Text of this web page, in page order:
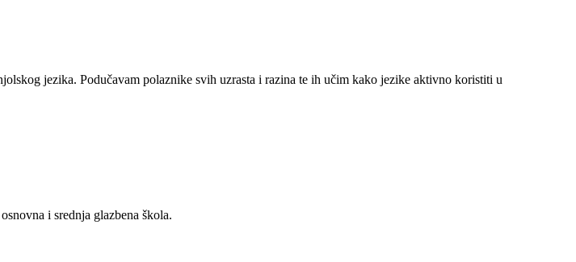
jezika. Podučavam polaznike svih uzrasta i razina te ih učim kako jezike aktivno koristiti u
i srednja glazbena škola.